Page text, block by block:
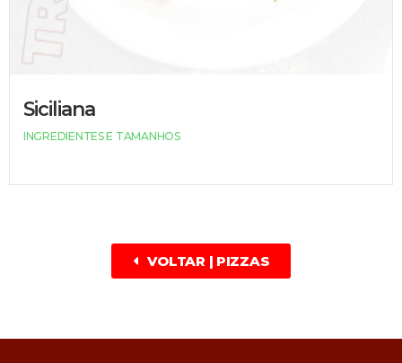
Siciliana
INGREDIENTES E TAMANHOS
VOLTAR | PIZZAS